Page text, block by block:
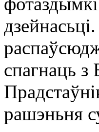
спагнаць з
рашэньня